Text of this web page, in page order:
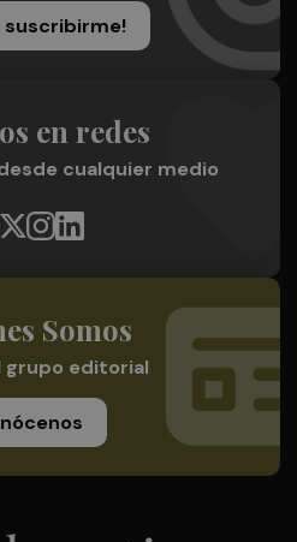
suscribirme!
en redes
cualquier medio
Somos
grupo editorial